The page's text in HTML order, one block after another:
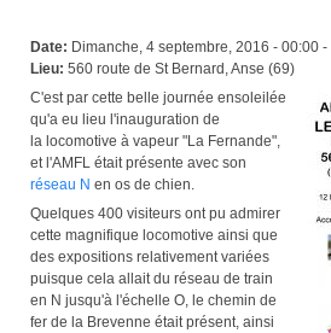
Date: Dimanche, 4 septembre, 2016 - 00:00 -
Lieu: 560 route de St Bernard, Anse (69)
C'est par cette belle journée ensoleilée
qu'a eu lieu l'inauguration de
la locomotive à vapeur "La Fernande",
et l'AMFL était présente avec son
réseau N en os de chien.
Quelques 400 visiteurs ont pu admirer
cette magnifique locomotive ainsi que
des expositions relativement variées
puisque cela allait du réseau de train
en N jusqu'à l'échelle O, le chemin de
fer de la Brevenne était présent, ainsi